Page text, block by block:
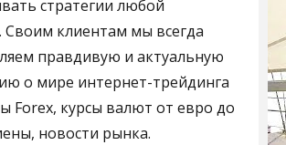
стратегии любой
Своим клиентам мы всегда
правдивую и актуальную
о мире интернет-трейдинга
Forex, курсы валют от евро до
новости рынка.